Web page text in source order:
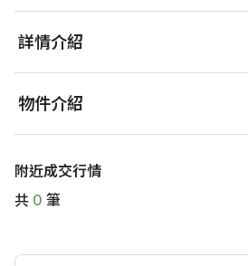
詳情介紹
物件介紹
附近成交行情
共 0 筆